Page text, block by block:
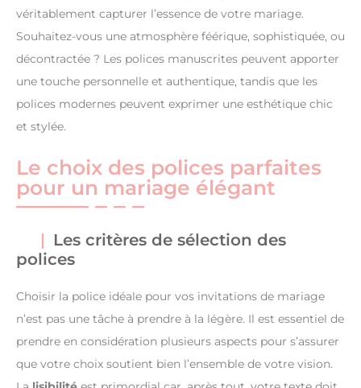
véritablement capturer l’essence de votre mariage.
Souhaitez-vous une atmosphère féérique, sophistiquée, ou
décontractée ? Les polices manuscrites peuvent apporter
une touche personnelle et authentique, tandis que les
polices modernes peuvent exprimer une esthétique chic
et stylée.
Le choix des polices parfaites
pour un mariage élégant
Les critères de sélection des
polices
Choisir la police idéale pour vos invitations de mariage
n’est pas une tâche à prendre à la légère. Il est essentiel de
prendre en considération plusieurs aspects pour s’assurer
que votre choix soutient bien l’ensemble de votre vision.